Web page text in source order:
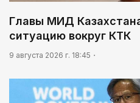
Главы МИД
ситуацию вокруг КТК
9 августа 2026 г. 18:45